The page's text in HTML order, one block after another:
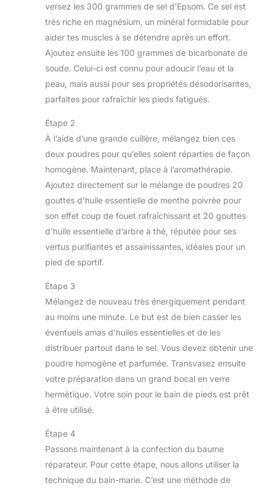
versez les 300 grammes de sel d’Epsom. Ce sel est
très riche en magnésium, un minéral formidable pour
aider tes muscles à se détendre après un effort.
Ajoutez ensuite les 100 grammes de bicarbonate de
soude. Celui-ci est connu pour adoucir l’eau et la
peau, mais aussi pour ses propriétés désodorisantes,
parfaites pour rafraîchir les pieds fatigués.
Étape 2
À l’aide d’une grande cuillère, mélangez bien ces
deux poudres pour qu’elles soient réparties de façon
homogène. Maintenant, place à l’aromathérapie.
Ajoutez directement sur le mélange de poudres 20
gouttes d’huile essentielle de menthe poivrée pour
son effet coup de fouet rafraîchissant et 20 gouttes
d’huile essentielle d’arbre à thé, réputée pour ses
vertus purifiantes et assainissantes, idéales pour un
pied de sportif.
Étape 3
Mélangez de nouveau très énergiquement pendant
au moins une minute. Le but est de bien casser les
éventuels amas d’huiles essentielles et de les
distribuer partout dans le sel. Vous devez obtenir une
poudre homogène et parfumée. Transvasez ensuite
votre préparation dans un grand bocal en verre
hermétique. Votre soin pour le bain de pieds est prêt
à être utilisé.
Étape 4
Passons maintenant à la confection du baume
réparateur. Pour cette étape, nous allons utiliser la
technique du bain-marie. C’est une méthode de